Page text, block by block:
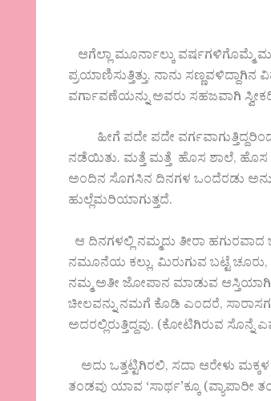
ಆಗೆಲ್ಲಾ ಮೂರ್ನಾಲ್ಕು
ಪ್ರಯಾಣಿಸುತ್ತಿತ್ತು. ನಾನು
ವರ್ಗಾವಣೆಯನ್ನು ಅವರು ಸಹಜವಾಗಿ
ಹೀಗೆ ಪದೇ ಪದೇ
ನಡೆಯಿತು. ಮತ್ತೆ ಮತ್ತೆ ಹೊಸ ಶಾಲೆ, ಹೊಸ
ಅಂದಿನ ಸೊಗಸಿನ ದಿನಗಳ ಒಂದೆರಡು
ಹುಲ್ಲೆಮರಿಯಾಗುತ್ತದೆ.
ಆ ದಿನಗಳಲ್ಲಿ ನಮ್ಮದು ತೀರಾ
ನಮೂನೆಯ ಕಲ್ಲು, ಮಿರುಗುವ ಬಟ್ಟೆ ಚೂರು,
ನಮ್ಮ ಅತೀ ಜೋಪಾನ ಮಾಡುವ ಆಸ್ತಿಯಾಗಿ
ಚೀಲವನ್ನು ನಮಗೆ ಕೊಡಿ ಎಂದರೆ,
ಅದರಲ್ಲಿರುತ್ತಿದ್ದವು. (ಕೋಟಿಗಿರುವ ಸೊನ್ನೆ
ಅದು ಒತ್ತಟ್ಟಿಗಿರಲಿ, ಸದಾ ಆರೇಳು
ತಂಡವು ಯಾವ ‘ಸಾರ್ಥ’ಕ್ಕೂ (ವ್ಯಾಪಾರೀ